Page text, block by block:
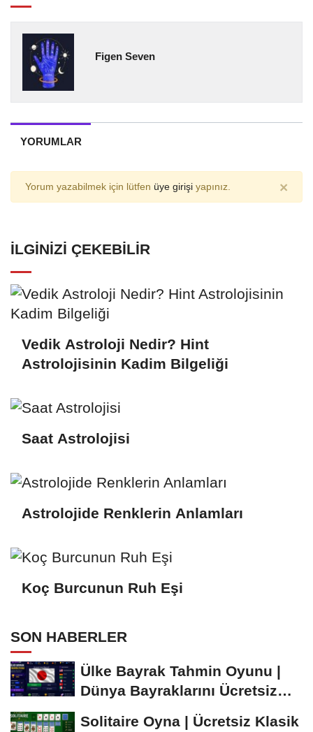
Figen Seven
YORUMLAR
Yorum yazabilmek için lütfen üye girişi yapınız. ×
İLGINIZI ÇEKEBILIR
Vedik Astroloji Nedir? Hint
Astrolojisinin Kadim Bilgeliği
Saat Astrolojisi
Astrolojide Renklerin Anlamları
Koç Burcunun Ruh Eşi
SON HABERLER
Ülke Bayrak Tahmin Oyunu |
Dünya Bayraklarını Ücretsiz
Solitaire Oyna | Ücretsiz Klasik